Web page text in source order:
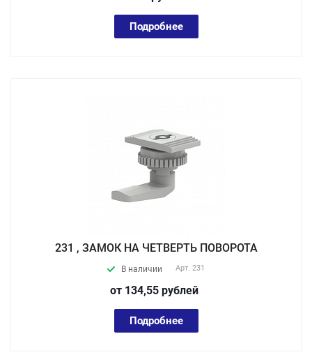
Подробнее
231 , ЗАМОК НА ЧЕТВЕРТЬ ПОВОРОТА
В наличии Арт. 231
от 134,55 рублей
Подробнее